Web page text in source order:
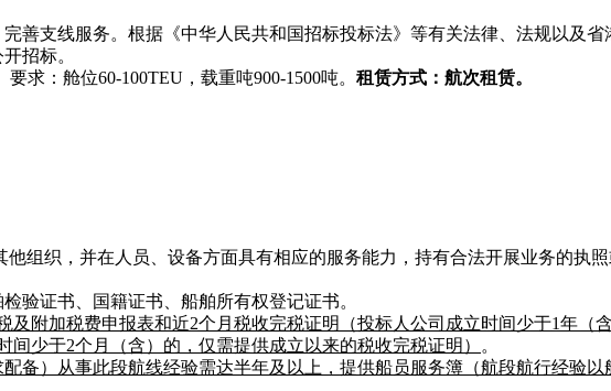
善支线服务。根据《中华人民共和国招标投标法》等有关法律、法规以及省
招标。
求：舱位60-100TEU，载重吨900-1500吨。 租赁方式：航次租赁。
组织，并在人员、设备方面具有相应的服务能力，持有合法开展业务的执照
验证书、国籍证书、船舶所有权登记证书。
及附加税费申报表和近2个月税收完税证明（投标人公司成立时间少于1年（
少于2个月（含）的，仅需提供成立以来的税收完税证明）
。
备）从事此段航线经验需达半年及以上，提供船员服务簿（航段航行经验